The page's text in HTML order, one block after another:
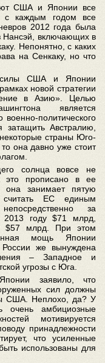
США и Японии все
с каждым годом все
2012 года была
Нансэй, включающих в
Непонятно, с каких
на Сенкаку, но что
силы США и Японии
новой стратегии
в Азию». Целью
является
военно-политического
Австралию,
страны Юго-
она давно уже стоит
солнца вовсе не
это прописано в ее
она занимает пятую
ЕС единым
за
2013 году $71 млрд,
$57 млрд. При этом
мощь Японии
же вынуждена
– Западное и
угрозы с Юга.
заявило, что
сил должны
США. Неплохо, да? У
очень амбициозные
мотивируется
принадлежности
что усиленные
использованы для